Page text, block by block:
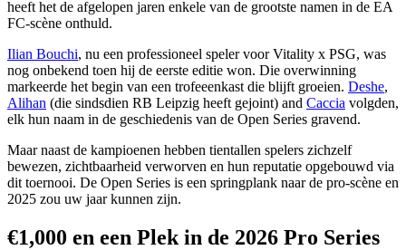
heeft het de afgelopen jaren enkele van de grootste namen in de EA
FC-scène onthuld.
Ilian Bouchi, nu een professioneel speler voor Vitality x PSG, was
nog onbekend toen hij de eerste editie won. Die overwinning
markeerde het begin van een trofeeenkast die blijft groeien. Deshe,
Alihan (die sindsdien RB Leipzig heeft gejoint) and Caccia volgden,
elk hun naam in de geschiedenis van de Open Series gravend.
Maar naast de kampioenen hebben tientallen spelers zichzelf
bewezen, zichtbaarheid verworven en hun reputatie opgebouwd via
dit toernooi. De Open Series is een springplank naar de pro-scène en
2025 zou uw jaar kunnen zijn.
€1,000 en een Plek in de 2026 Pro Series